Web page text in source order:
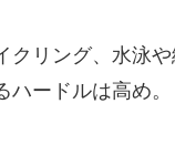
クリング、水泳
ードルは高め。